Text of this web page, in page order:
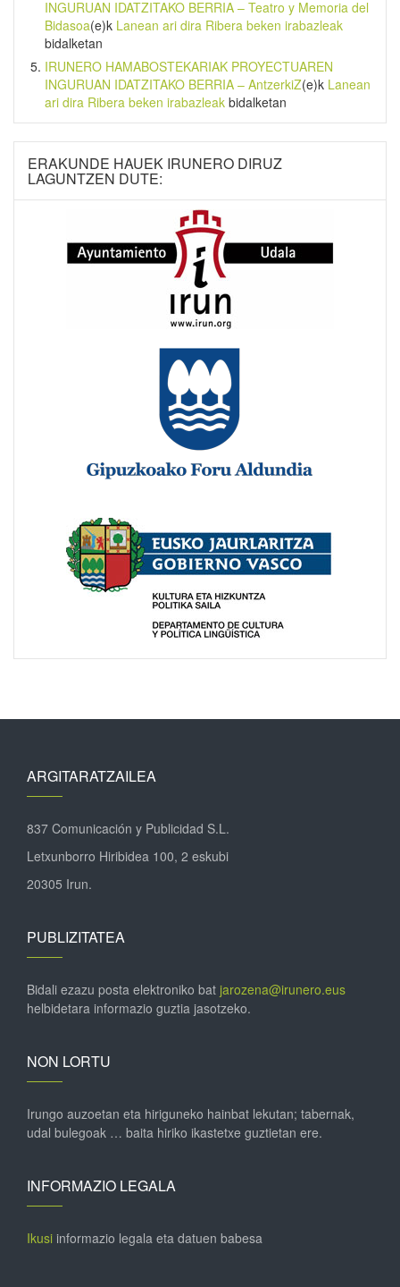
INGURUAN IDATZITAKO BERRIA – Teatro y Memoria del
Bidasoa(e)k Lanean ari dira Ribera beken irabazleak
bidalketan
IRUNERO HAMABOSTEKARIAK PROYECTUAREN
INGURUAN IDATZITAKO BERRIA – AntzerkiZ(e)k Lanean
ari dira Ribera beken irabazleak bidalketan
ERAKUNDE HAUEK IRUNERO DIRUZ
LAGUNTZEN DUTE:
ARGITARATZAILEA
837 Comunicación y Publicidad S.L.
Letxunborro Hiribidea 100, 2 eskubi
20305 Irun.
PUBLIZITATEA
Bidali ezazu posta elektroniko bat jarozena@irunero.eus
helbidetara informazio guztia jasotzeko.
NON LORTU
Irungo auzoetan eta hiriguneko hainbat lekutan; tabernak,
udal bulegoak … baita hiriko ikastetxe guztietan ere.
INFORMAZIO LEGALA
Ikusi informazio legala eta datuen babesa